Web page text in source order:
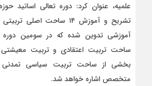
علمیه، عنوان کرد: دوره تعالی اساتید
آموزشی تدوین شده که در سومین دوره
ساحت تربیت اعتقادی و تربیت
بخشی از ساحت تربیت سیاسی تمدنی
متخصص اشاره خواهد شد.